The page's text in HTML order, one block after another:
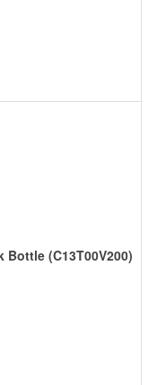
(C13T00V200)